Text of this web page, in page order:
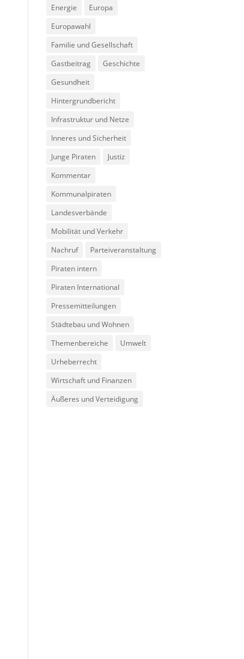
Energie
Europa
Europawahl
Familie und Gesellschaft
Gastbeitrag
Geschichte
Gesundheit
Hintergrundbericht
Infrastruktur und Netze
Inneres und Sicherheit
Junge Piraten
Justiz
Kommentar
Kommunalpiraten
Landesverbände
Mobilität und Verkehr
Nachruf
Parteiveranstaltung
Piraten intern
Piraten International
Pressemitteilungen
Städtebau und Wohnen
Themenbereiche
Umwelt
Urheberrecht
Wirtschaft und Finanzen
Äußeres und Verteidigung